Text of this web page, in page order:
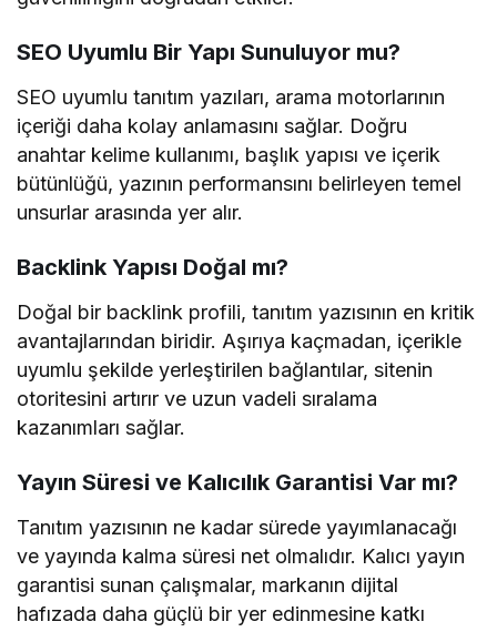
SEO Uyumlu Bir Yapı Sunuluyor mu?
SEO uyumlu tanıtım yazıları, arama motorlarının
içeriği daha kolay anlamasını sağlar. Doğru
anahtar kelime kullanımı, başlık yapısı ve içerik
bütünlüğü, yazının performansını belirleyen temel
unsurlar arasında yer alır.
Backlink Yapısı Doğal mı?
Doğal bir backlink profili, tanıtım yazısının en kritik
avantajlarından biridir. Aşırıya kaçmadan, içerikle
uyumlu şekilde yerleştirilen bağlantılar, sitenin
otoritesini artırır ve uzun vadeli sıralama
kazanımları sağlar.
Yayın Süresi ve Kalıcılık Garantisi Var mı?
Tanıtım yazısının ne kadar sürede yayımlanacağı
ve yayında kalma süresi net olmalıdır. Kalıcı yayın
garantisi sunan çalışmalar, markanın dijital
hafızada daha güçlü bir yer edinmesine katkı